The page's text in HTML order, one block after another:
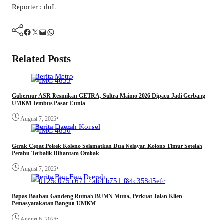
Reporter : duL
Facebook Twitter Mail WhatsApp
Related Posts
Berita Metro
Gubernur ASR Resmikan GETRA, Sultra Maimo 2026 Dipacu Jadi Gerbang
UMKM Tembus Pasar Dunia
August 7, 2026•
Berita Daerah Konsel
Gerak Cepat Polsek Kolono Selamatkan Dua Nelayan Kolono Timur Setelah
Perahu Terbalik Dihantam Ombak
August 7, 2026•
BeritaBau BauDaerah
Bapas Baubau Gandeng Rumah BUMN Muna, Perkuat Jalan Klien
Pemasyarakatan Bangun UMKM